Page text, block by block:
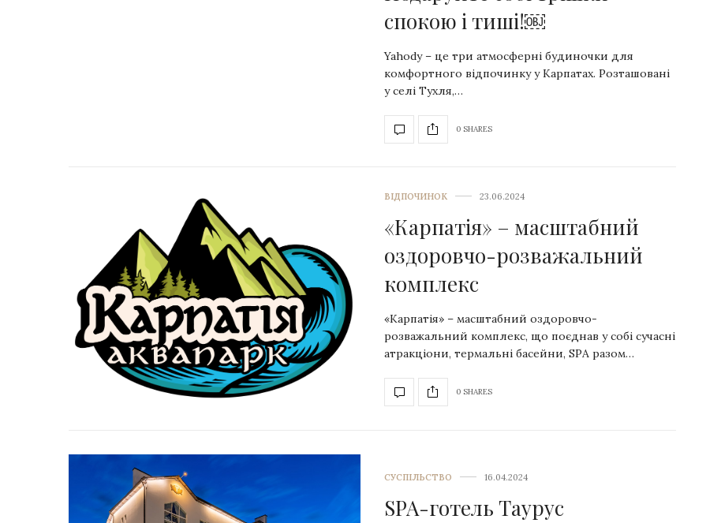
спокою і тиші!￼
Yahody – це три атмосферні будиночки для
комфортного відпочинку у Карпатах. Розташовані
у селі Тухля,…
0 SHARES
ВІДПОЧИНОК 23.06.2024
«Карпатія» – масштабний
оздоровчо-розважальний
комплекс
«Карпатія» – масштабний оздоровчо-
розважальний комплекс, що поєднав у собі сучасні
атракціони, термальні басейни, SPA разом…
0 SHARES
СУСПІЛЬСТВО 16.04.2024
SPA-готель Таурус